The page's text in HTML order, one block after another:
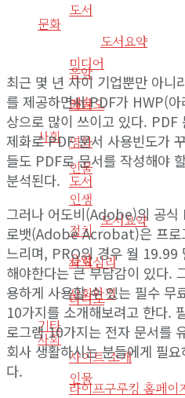
문화
미디어
예술
영화
도서
도서요약
음악
라디오
사회
인물
도서
도서요약
음악
라디오
사회
인물
인생
정치
사회심리
사회환경
기타
사이트 소개
라이프구루킹 홈페이
최근 몇 년 사이 기업뿐만 아니
를 제공하면서 PDF가 HWP(
상으로 많이 쓰이고 있다. PDF
제화로 PDF 문서 사용빈도가
들도 PDF로 문서를 작성해야
분석된다.
그러나 어도비(Adobe)의 공식
로뱃(Adobe Acrobat)은 프로
느리며, PRO의 경우 월 19.99
해야한다는 큰 부담감이 있다.
용하게 사용할 수 있는 필수 무
10가지를 소개해보려고 한다.
로그램 10가지는 전자 문서를
회사 생활하시는 분들에게 필
다.